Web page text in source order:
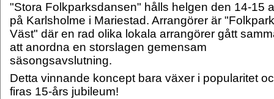
"Stora Folkparksdansen" hålls helgen den 14-15
på Karlsholme i Mariestad. Arrangörer är
Väst" där en rad olika lokala arrangörer gått
att anordna en storslagen gemensam
säsongsavslutning.
Detta vinnande koncept bara växer i popularitet
firas 15-års jubileum!